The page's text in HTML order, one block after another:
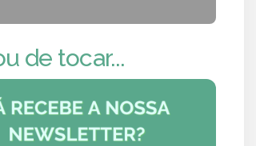
de tocar...